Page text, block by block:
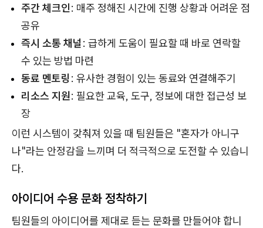
주간 체크인: 매주 정해진 시간에 진행 상황과 어려운 점
공유
즉시 소통 채널 : 급하게 도움이 필요할 때 바로 연락할
수 있는 방법 마련
동료 멘토링 : 유사한 경험이 있는 동료와 연결해주기
리소스 지원: 필요한 교육, 도구, 정보에 대한 접근성 보
장
이런 시스템이 갖춰져 있을 때 팀원들은 "혼자가 아니구
나"라는 안정감을 느끼며 더 적극적으로 도전할 수 있습니
다.
아이디어 수용 문화 정착하기
팀원들의 아이디어를 제대로 듣는 문화를 만들어야 합니